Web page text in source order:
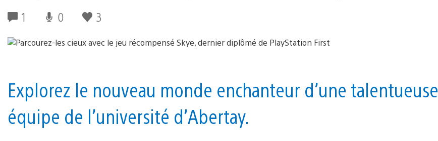
1 0 3
Explorez le nouveau monde enchanteur d’une talentueuse
équipe de l’université d’Abertay.